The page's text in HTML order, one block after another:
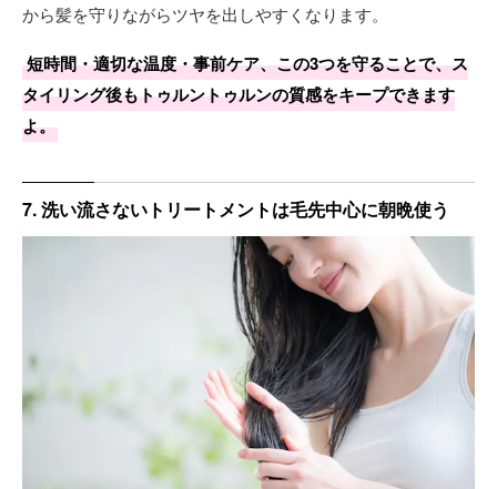
から髪を守りながらツヤを出しやすくなります。
短時間・適切な温度・事前ケア、この3つを守ることで、ス
タイリング後もトゥルントゥルンの質感をキープできます
よ。
7. 洗い流さないトリートメントは毛先中心に朝晩使う